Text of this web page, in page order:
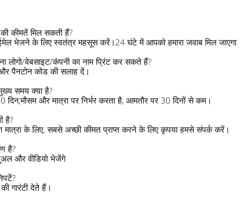
कीमतें मिल सकती हैं?
भेजने के लिए स्वतंत्र महसूस करें।24 घंटे में आपको हमारा जवाब मिल जाएगा
लोगो/वेबसाइट/कंपनी का नाम प्रिंट कर सकते हैं?
पैनटोन कोड की सलाह दें।
समय क्या है?
और मात्रा पर निर्भर करता है, आमतौर पर 30 दिनों से कम।
है?
के लिए, सबसे अच्छी कीमत प्राप्त करने के लिए कृपया हमसे संपर्क करें।
है?
और वीडियो भेजेंगे
गारंटी देते हैं।